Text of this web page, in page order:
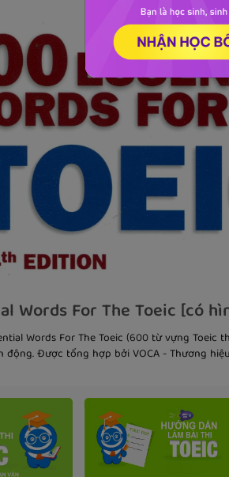
Words For The Toeic [có
Words For The Toeic (600 từ vựng Toeic
động. Được tổng hợp bởi VOCA - Thương